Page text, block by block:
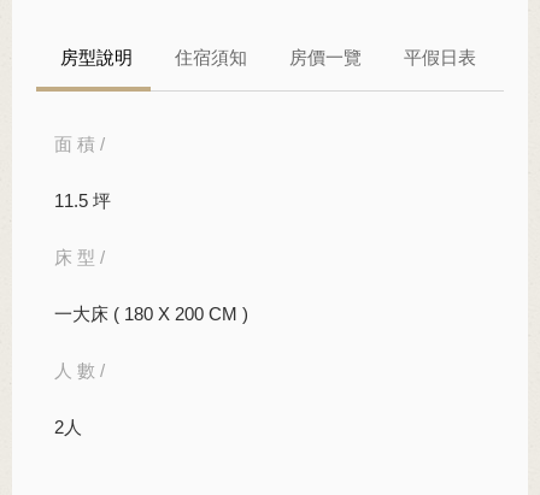
房型說明 住宿須知 房價一覽 平假日表
面 積 /
11.5 坪
床 型 /
一大床 ( 180 X 200 CM )
人 數 /
2人